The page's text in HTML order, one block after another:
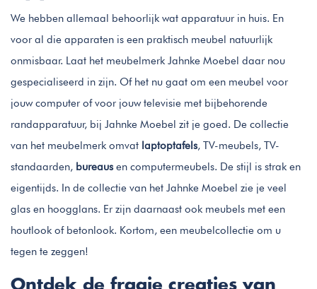
We hebben allemaal behoorlijk wat apparatuur in huis. En
voor al die apparaten is een praktisch meubel natuurlijk
onmisbaar. Laat het meubelmerk Jahnke Moebel daar nou
gespecialiseerd in zijn. Of het nu gaat om een meubel voor
jouw computer of voor jouw televisie met bijbehorende
randapparatuur, bij Jahnke Moebel zit je goed. De collectie
van het meubelmerk omvat laptoptafels, TV-meubels, TV-
standaarden, bureausen computermeubels. De stijl is strak en
eigentijds. In de collectie van het Jahnke Moebel zie je veel
glas en hoogglans. Er zijn daarnaast ook meubels met een
houtlook of betonlook. Kortom, een meubelcollectie om u
tegen te zeggen!
Ontdek de fraaie creaties van